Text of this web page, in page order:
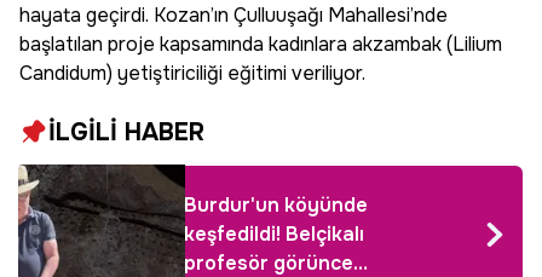
hayata geçirdi. Kozan’ın Çulluuşağı Mahallesi’nde
başlatılan proje kapsamında kadınlara akzambak (Lilium
Candidum) yetiştiriciliği eğitimi veriliyor.
İLGİLİ HABER
Burdur'un köyünde
keşfedildi! Belçikalı
profesör görünce